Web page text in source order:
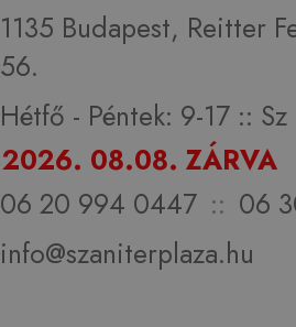
1135 Budapest, Reitter
56.
Hétfő - Péntek: 9-17 :: Sz
2026. 08.08. ZÁRVA
06 20 994 0447 :: 06
info@szaniterplaza.hu